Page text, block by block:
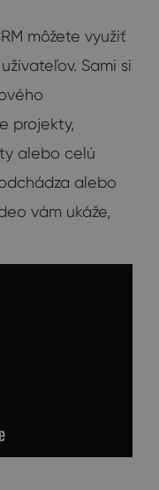
môžete využiť
Sami si
projekty,
alebo celú
alebo
vám ukáže,